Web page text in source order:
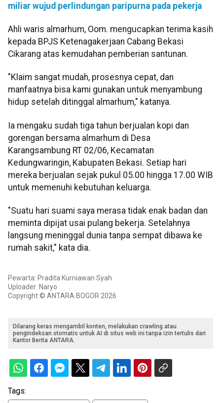
miliar wujud perlindungan paripurna pada pekerja
Ahli waris almarhum, Oom. mengucapkan terima kasih
kepada BPJS Ketenagakerjaan Cabang Bekasi
Cikarang atas kemudahan pemberian santunan.
"Klaim sangat mudah, prosesnya cepat, dan
manfaatnya bisa kami gunakan untuk menyambung
hidup setelah ditinggal almarhum," katanya.
Ia mengaku sudah tiga tahun berjualan kopi dan
gorengan bersama almarhum di Desa
Karangsambung RT 02/06, Kecamatan
Kedungwaringin, Kabupaten Bekasi. Setiap hari
mereka berjualan sejak pukul 05.00 hingga 17.00 WIB
untuk memenuhi kebutuhan keluarga.
"Suatu hari suami saya merasa tidak enak badan dan
meminta dipijat usai pulang bekerja. Setelahnya
langsung meninggal dunia tanpa sempat dibawa ke
rumah sakit," kata dia.
Pewarta: Pradita Kurniawan Syah
Uploader: Naryo
Copyright © ANTARA BOGOR 2026
Dilarang keras mengambil konten, melakukan crawling atau
pengindeksan otomatis untuk AI di situs web ini tanpa izin tertulis dari
Kantor Berita ANTARA.
Tags: